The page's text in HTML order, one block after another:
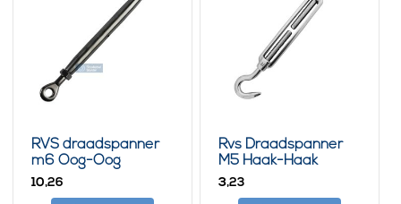
RVS draadspanner
m6 Oog-Oog
10,26
Rvs Draadspanner
M5 Haak-Haak
3,23